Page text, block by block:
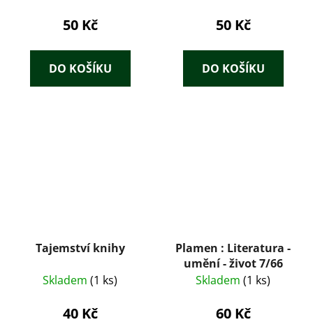
50 Kč
DO KOŠÍKU
50 Kč
DO KOŠÍKU
Tajemství knihy
Skladem (1 ks)
40 Kč
Plamen : Literatura -
umění - život 7/66
Skladem (1 ks)
60 Kč